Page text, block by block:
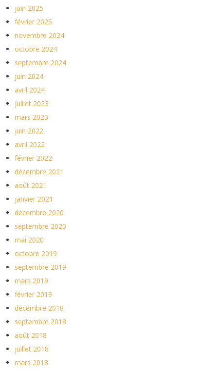
juin 2025
février 2025
novembre 2024
octobre 2024
septembre 2024
juin 2024
avril 2024
juillet 2023
mars 2023
juin 2022
avril 2022
février 2022
décembre 2021
août 2021
janvier 2021
décembre 2020
septembre 2020
mai 2020
octobre 2019
septembre 2019
mars 2019
février 2019
décembre 2018
septembre 2018
août 2018
juillet 2018
mars 2018